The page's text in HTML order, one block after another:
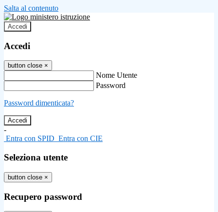
Salta al contenuto
Accedi
Accedi
button close ×
Nome Utente
Password
Password dimenticata?
-
Entra con SPID Entra con CIE
Seleziona utente
button close ×
Recupero password